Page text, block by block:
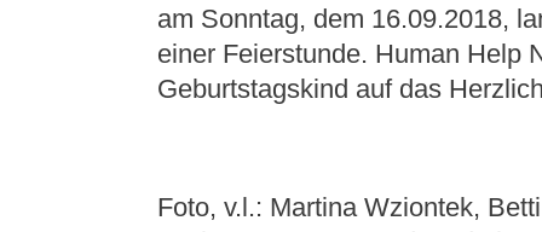
am Sonntag, dem 16.09.2018,
einer Feierstunde. Human Help
Geburtstagskind auf das
Foto, v.l.: Martina Wziontek,